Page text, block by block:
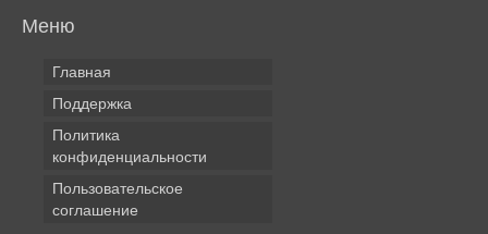
Меню
Главная
Поддержка
Политика
конфиденциальности
Пользовательское
соглашение